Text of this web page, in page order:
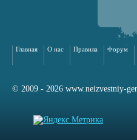
Главная О нас Правила Форум
© 2009 - 2026
сайта